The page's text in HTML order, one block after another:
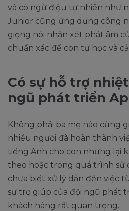
và có ngữ điệu tự nhiên như
Junior cũng ứng dụng công
giọng nói nhận xét phát âm
chuẩn xác để con tự học và
Có sự hỗ trợ
ngũ phát triển
Không phải ba mẹ nào cũng
nhiều người đã hoàn thành
tiếng Anh cho con nhưng lại
theo hoặc trong quá trình sử
chưa biết xử lý dẫn đến việc
sự trợ giúp của đội ngũ phát
khách hàng rất quan trọng.